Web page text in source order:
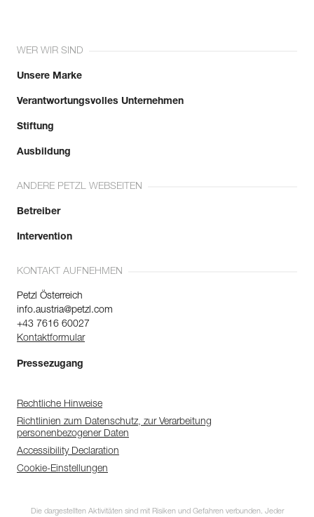
WER WIR SIND
Unsere Marke
Verantwortungsvolles Unternehmen
Stiftung
Ausbildung
ANDERE PETZL WEBSEITEN
Betreiber
Intervention
KONTAKT AUFNEHMEN
Petzl Österreich
info.austria@petzl.com
+43 7616 60027
Kontaktformular
Pressezugang
Rechtliche Hinweise
Richtlinien zum Datenschutz, zur Verarbeitung
personenbezogener Daten
Accessibility Declaration
Cookie-Einstellungen
Die dargestellten Aktivitäten sind mit Risiken und Gefahren verbunden. Jeder